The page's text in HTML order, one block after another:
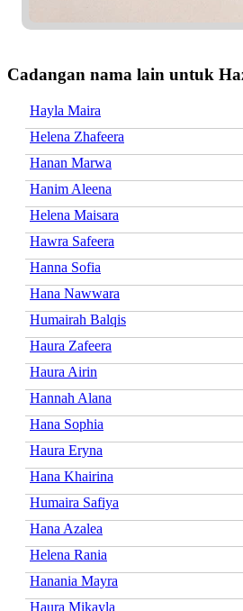
Cadangan nama lain untuk
Hayla Maira
Helena Zhafeera
Hanan Marwa
Hanim Aleena
Helena Maisara
Hawra Safeera
Hanna Sofia
Hana Nawwara
Humairah Balqis
Haura Zafeera
Haura Airin
Hannah Alana
Hana Sophia
Haura Eryna
Hana Khairina
Humaira Safiya
Hana Azalea
Helena Rania
Hanania Mayra
Haura Mikayla